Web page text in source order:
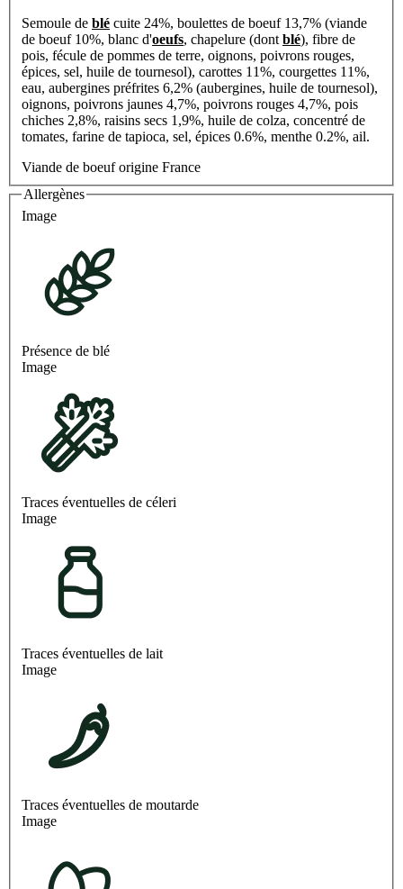
Semoule de blé cuite 24%, boulettes de boeuf 13,7% (viande
de boeuf 10%, blanc d'oeufs, chapelure (dont blé), fibre de
pois, fécule de pommes de terre, oignons, poivrons rouges,
épices, sel, huile de tournesol), carottes 11%, courgettes 11%,
eau, aubergines préfrites 6,2% (aubergines, huile de tournesol),
oignons, poivrons jaunes 4,7%, poivrons rouges 4,7%, pois
chiches 2,8%, raisins secs 1,9%, huile de colza, concentré de
tomates, farine de tapioca, sel, épices 0.6%, menthe 0.2%, ail.
Viande de boeuf origine France
Allergènes
Image
Présence de blé
Image
Traces éventuelles de céleri
Image
Traces éventuelles de lait
Image
Traces éventuelles de moutarde
Image